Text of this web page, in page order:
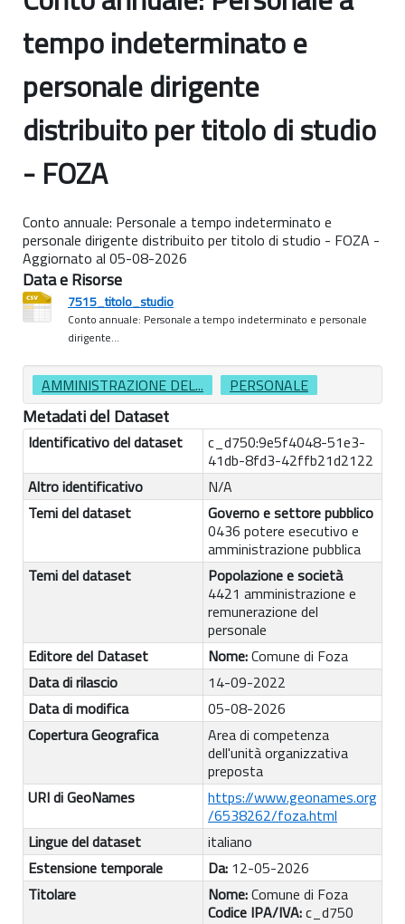
tempo indeterminato e
personale dirigente
distribuito per titolo di studio
- FOZA
Conto annuale: Personale a tempo indeterminato e
personale dirigente distribuito per titolo di studio - FOZA -
Aggiornato al 05-08-2026
Data e Risorse
7515_titolo_studio
Conto annuale: Personale a tempo indeterminato e personale
dirigente...
AMMINISTRAZIONE DEL... PERSONALE
Metadati del Dataset
Identificativo del dataset
c_d750:9e5f4048-51e3-
41db-8fd3-42ffb21d2122
Altro identificativo
N/A
Temi del dataset
Governo e settore pubblico
0436 potere esecutivo e
amministrazione pubblica
Temi del dataset
Popolazione e società
4421 amministrazione e
remunerazione del
personale
Editore del Dataset
Nome:Comune di Foza
Data di rilascio
14-09-2022
Data di modifica
05-08-2026
Copertura Geografica
Area di competenza
dell'unità organizzativa
preposta
URI di GeoNames
https://www.geonames.org
/6538262/foza.html
Lingue del dataset
italiano
Estensione temporale
Da: 12-05-2026
Titolare
Nome:Comune di Foza
Codice IPA/IVA:c_d750